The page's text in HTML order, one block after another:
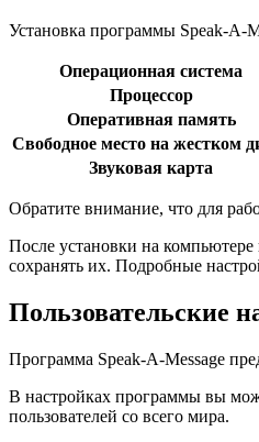
Установка программы Speak-A-
Операционная система
Процессор
Оперативная память
Свободное место на жестком
Звуковая карта
Обратите внимание, что для
После установки на компьютере
сохранять их. Подробные
Пользовательские
Программа Speak-A-Message
В настройках программы вы
пользователей со всего мира.